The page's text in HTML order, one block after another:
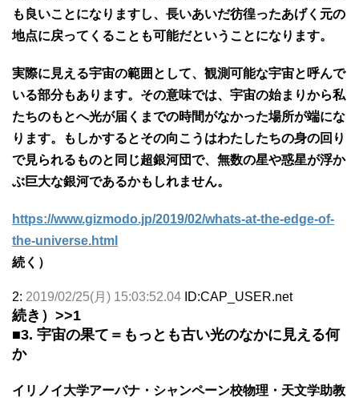
も良いことになりますし、長いあいだ彷徨ったあげく元の
地点に戻ってくることも可能だということになります。
実際に見える宇宙の範囲として、観測可能な宇宙と呼んで
いる部分もあります。その意味では、宇宙の始まりから私
たちのもとへ光が届くまでの時間がなかった場所が端にな
ります。もしかするとその向こうはわたしたちの身の回り
で見られるものと同じ超銀河団で、無数の星や惑星が浮か
ぶ巨大な銀河であるかもしれません。
https://www.gizmodo.jp/2019/02/whats-at-the-edge-of-
the-universe.html
続く）
2: 2019/02/25(月) 15:03:52.04 ID:CAP_USER.net
続き） >>1
■3. 宇宙の果て＝もっとも古い光のなかに見える何
か
イリノイ大学アーバナ・シャンペーン校物理・天文学助教